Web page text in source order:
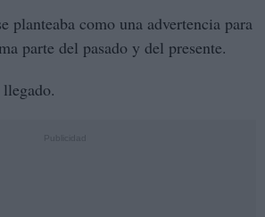
planteaba como una advertencia para
parte del pasado y del presente.